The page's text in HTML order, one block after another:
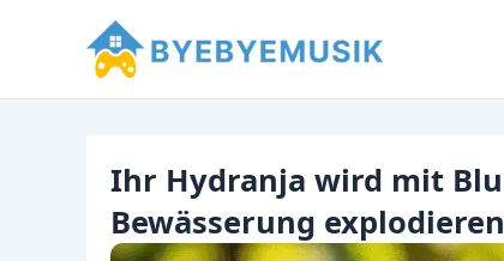
Ihr Hydranja wird mit
Bewässerung